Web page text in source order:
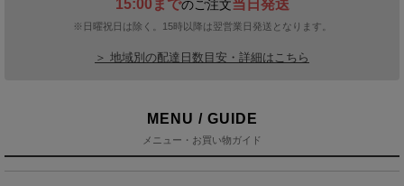
15:00までのご注文当日発送
※日曜祝日は除く。15時以降は翌営業日発送となります。
＞ 地域別の配達日数目安・詳細はこちら
MENU / GUIDE
メニュー・お買い物ガイド